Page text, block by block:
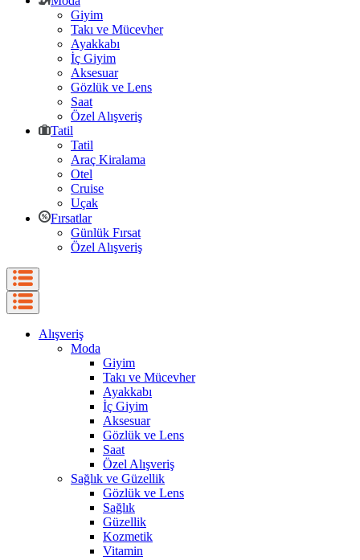
Giyim
Takı ve Mücevher
Ayakkabı
İç Giyim
Aksesuar
Gözlük ve Lens
Saat
Özel Alışveriş
Tatil
Tatil
Araç Kiralama
Otel
Cruise
Uçak
Fırsatlar
Günlük Fırsat
Özel Alışveriş
Alışveriş
Moda
Giyim
Takı ve Mücevher
Ayakkabı
İç Giyim
Aksesuar
Gözlük ve Lens
Saat
Özel Alışveriş
Sağlık ve Güzellik
Gözlük ve Lens
Sağlık
Güzellik
Kozmetik
Vitamin